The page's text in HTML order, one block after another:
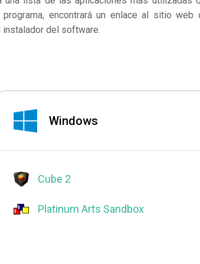
encontrará un enlace al sitio web
instalador del software.
Windows
Cube 2
Platinum Arts Sandbox